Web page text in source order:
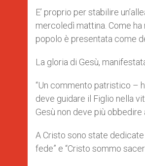
E’ proprio per stabilire
mercoledì mattina. Come ha
popolo è presentata come
La gloria di Gesù,
“Un commento patristico –
deve guidare il Figlio nella
Gesù non deve più
A Cristo sono state
fede” e “Cristo sommo